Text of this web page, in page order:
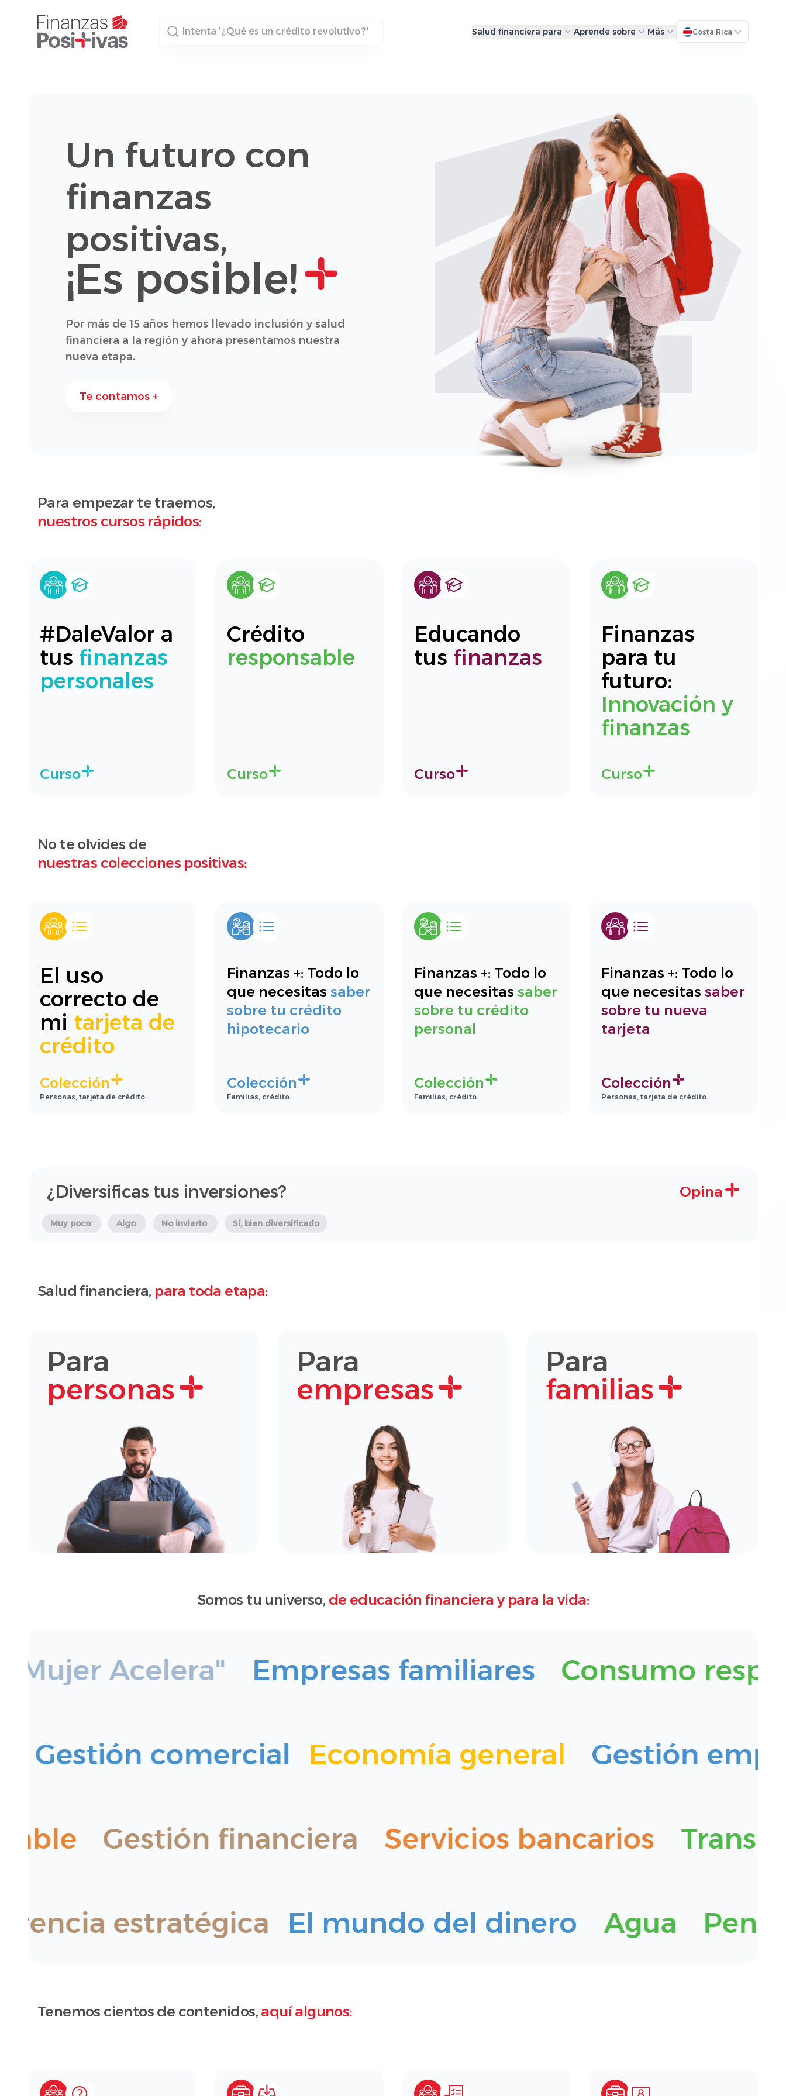
Buscador
Salud financiera para Aprende sobre Más Costa Rica
Un futuro con
finanzas
positivas,
¡Es posible!
Por más de 15 años hemos llevado inclusión y salud
financiera a la región y ahora presentamos nuestra
nueva etapa.
Te contamos +
Para empezar te traemos,
nuestros cursos rápidos:
#DaleValor a
tus finanzas
personales
Curso
Crédito
responsable
Curso
Educando
tus finanzas
Curso
Finanzas
para tu
futuro:
Innovación y
finanzas
Curso
No te olvides de
nuestras colecciones positivas:
El uso
correcto de
mi tarjeta de
crédito
Colección
Personas, tarjeta de crédito.
Finanzas +: Todo lo
que necesitas saber
sobre tu crédito
hipotecario
Colección
Familias, crédito.
Finanzas +: Todo lo
que necesitas saber
sobre tu crédito
personal
Colección
Familias, crédito.
Finanzas +: Todo lo
que necesitas saber
sobre tu nueva
tarjeta
Colección
Personas, tarjeta de crédito.
¿Diversificas tus inversiones? Opina
Muy poco Algo No invierto Sí, bien diversificado
Salud financiera, para toda etapa:
Para
personas
Para
empresas
Para
familias
Somos tu universo, de educación financiera y para la vida:
Acelera" Empresas familiares Consumo
Gestión comercial Economía general Gestión
Gestión financiera Servicios bancarios
estratégica El mundo del dinero Agua
Tenemos cientos de contenidos, aquí algunos: